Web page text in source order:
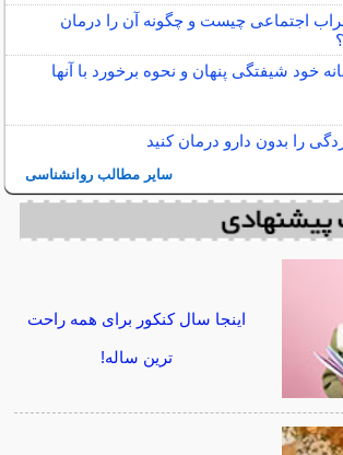
اجتماعی چیست و چگونه آن را درمان
را بدون دارو درمان کنید
سایر مطالب روانشناسی
اینجا سال کنکور برای همه راحت
ترین ساله!